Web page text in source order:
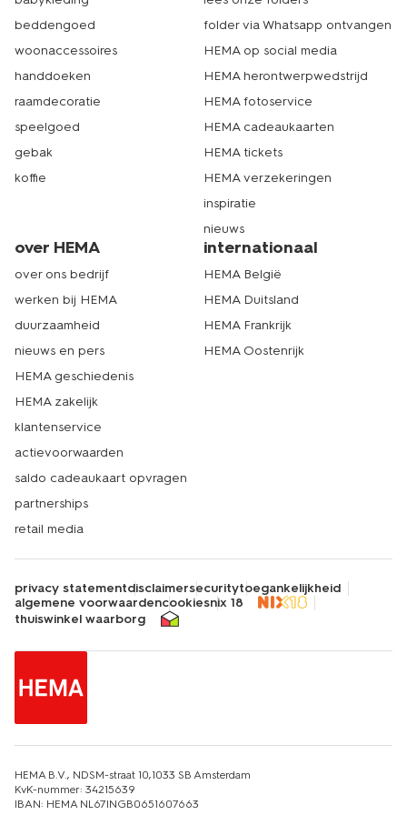
beddengoed
woonaccessoires
handdoeken
raamdecoratie
speelgoed
gebak
koffie
folder via Whatsapp ontvangen
HEMA op social media
HEMA herontwerpwedstrijd
HEMA fotoservice
HEMA cadeaukaarten
HEMA tickets
HEMA verzekeringen
inspiratie
nieuws
over HEMA
over ons bedrijf
werken bij HEMA
duurzaamheid
nieuws en pers
HEMA geschiedenis
HEMA zakelijk
klantenservice
actievoorwaarden
saldo cadeaukaart opvragen
partnerships
retail media
internationaal
HEMA België
HEMA Duitsland
HEMA Frankrijk
HEMA Oostenrijk
privacy statementdisclaimersecuritytoegankelijkheid
algemene voorwaardencookiesnix 18
thuiswinkel waarborg
HEMA B.V., NDSM-straat 10,1033 SB Amsterdam
KvK-nummer: 34215639
IBAN: HEMA NL67INGB0651607663